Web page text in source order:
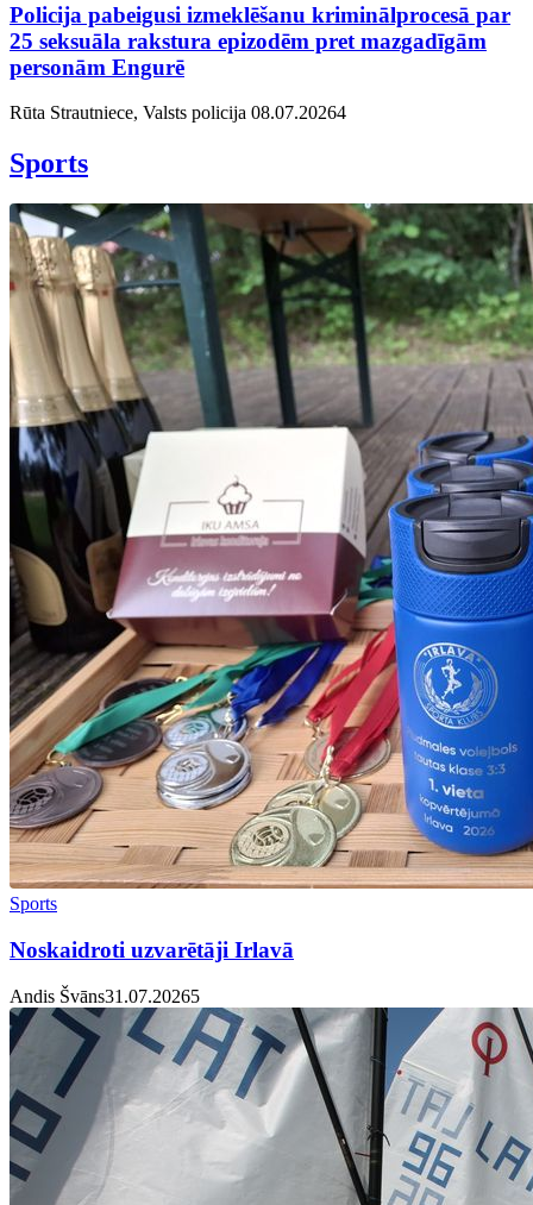
Policija pabeigusi izmeklēšanu kriminālprocesā par
25 seksuāla rakstura epizodēm pret mazgadīgām
personām Engurē
Rūta Strautniece, Valsts policija 08.07.20264
Sports
Sports
Noskaidroti uzvarētāji Irlavā
Andis Švāns31.07.20265